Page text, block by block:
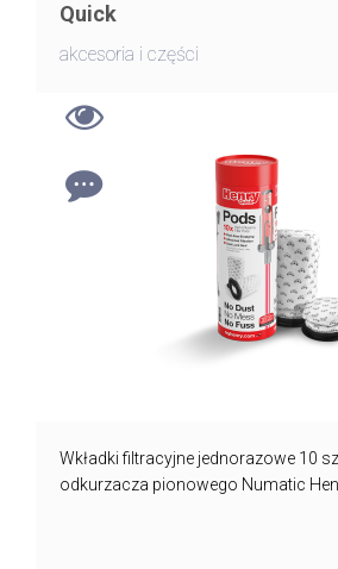
Quick
akcesoria i części
Wkładki filtracyjne jednorazowe 10
odkurzacza pionowego Numatic